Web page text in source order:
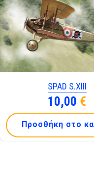
SPAD S.ΧΙΙΙ
10,00 €
Προσθήκη στο